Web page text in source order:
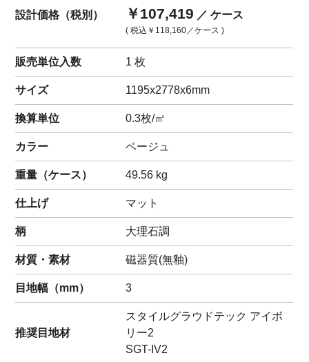
設計価格（税別） ￥107,419 ／ ケース
( 税込 ￥118,160 ／ケース )
販売単位入数 1 枚
サイズ 1195x2778x6mm
換算単位 0.3枚/㎡
カラー ベージュ
重量（ケース） 49.56 kg
仕上げ マット
柄 大理石調
材質・素材 磁器質(無釉)
目地幅（mm） 3
推奨目地材
スタイルグラウドテック アイボ
リー2
SGT-IV2